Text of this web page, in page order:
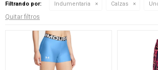
Filtrando por: Indumentaria Calzas
Quitar filtros